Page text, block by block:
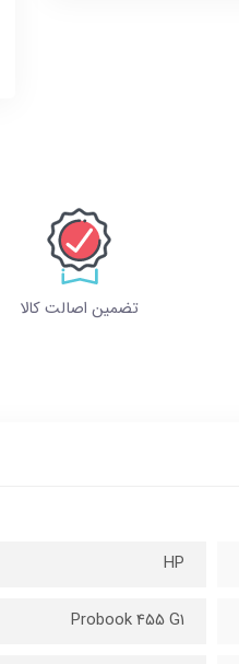
تضمین اصالت کالا
HP
Probook 455 G1